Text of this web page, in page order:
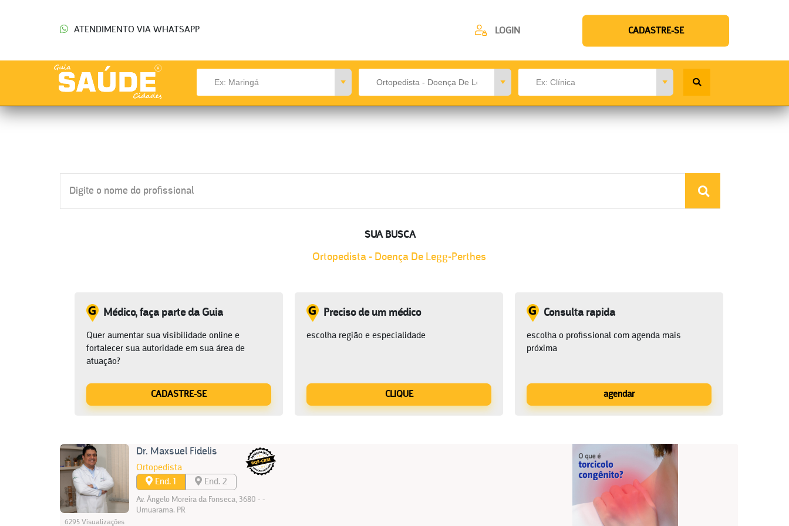
ATENDIMENTO VIA WHATSAPP LOGIN CADASTRE-SE
SUA BUSCA
Ortopedista - Doença De Legg-Perthes
Médico, faça parte da Guia
Quer aumentar sua visibilidade online e
fortalecer sua autoridade em sua área de
atuação?
CADASTRE-SE
Preciso de um médico
escolha região e especialidade
CLIQUE
Consulta rapida
escolha o profissional com agenda mais
próxima
agendar
6295 Visualizações
Dr. Maxsuel Fidelis
Ortopedista
End. 1
End. 2
Av. Ângelo Moreira da Fonseca, 3680 - -
Umuarama. PR